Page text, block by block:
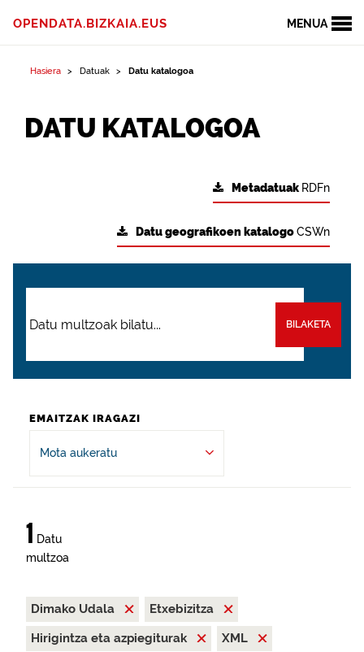
MENUA
OPENDATA.BIZKAIA.EUS
Hasiera Datuak Datu katalogoa
DATU KATALOGOA
Metadatuak RDFn
Datu geografikoen katalogoCSWn
BILAKETA
EMAITZAK IRAGAZI
Mota aukeratu
1 Datu
multzoa
Dimako Udala
Etxebizitza
Hirigintza eta azpiegiturak
XML